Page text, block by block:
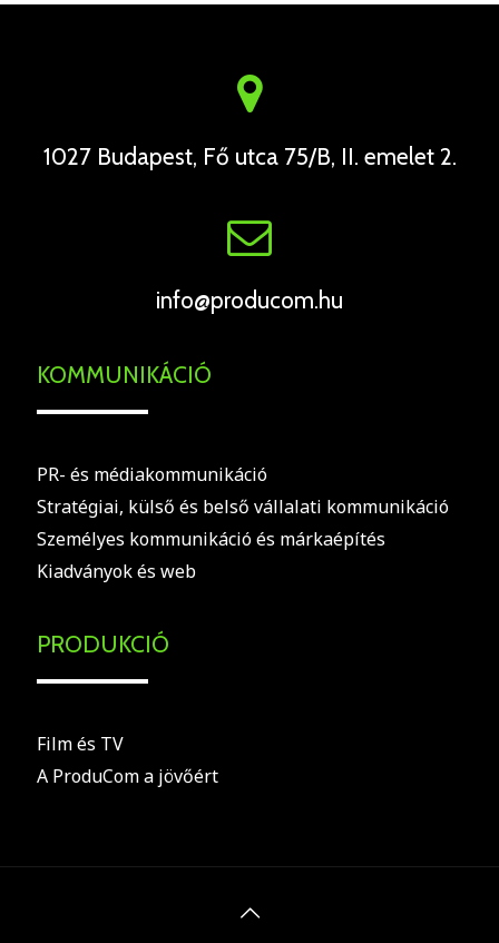
1027 Budapest, Fő utca 75/B, II. emelet 2.
info@producom.hu
KOMMUNIKÁCIÓ
PR- és médiakommunikáció
Stratégiai, külső és belső vállalati kommunikáció
Személyes kommunikáció és márkaépítés
Kiadványok és web
PRODUKCIÓ
Film és TV
A ProduCom a jövőért